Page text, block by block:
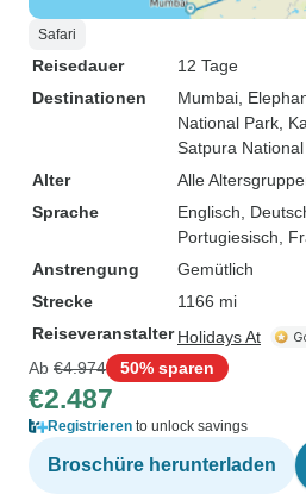
Safari
Reisedauer
12 Tage
Destinationen
Mumbai ,
National Park ,
Satpura
Alter
Alle
Sprache
Englisch,
Portugiesisch,
Anstrengung
Gemütlich
Strecke
1166 mi
Reiseveranstalter Holidays At
Ab €4.974 50% sparen
€2.487
Registrieren to unlock savings
Broschüre herunterladen